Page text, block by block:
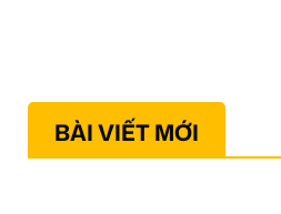
BÀI VIẾT MỚI